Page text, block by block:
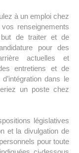
à un emploi chez
renseignements
de traiter et de
pour des
actuelles et
entretiens et de
dans le
un poste chez
législatives
et la divulgation de
pour toute